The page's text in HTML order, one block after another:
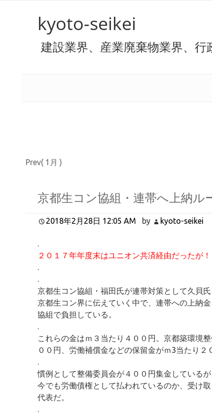
kyoto-seikei
建設業界、産業廃棄物業界、行
Prev( 1月 )
京都生コン協組・連帯へ上納ル
2018年2月28日 12:05 AM by kyoto-seikei
.
２０１７年年度末はユニオン共済経由だったが！
.
.
京都生コン協組・福田氏が連帯対策として久貝
京都生コン界に伝えていく中で、連帯への上納
協組で負担している。
.
これらの金はｍ３当たり４００円。京都築環境
００円、労働補償金などの保留金がｍ3当たり２
.
慣例として整備委員会が４００円集金している
今でも労働債権として払われているのか、受け
代表だ。
.